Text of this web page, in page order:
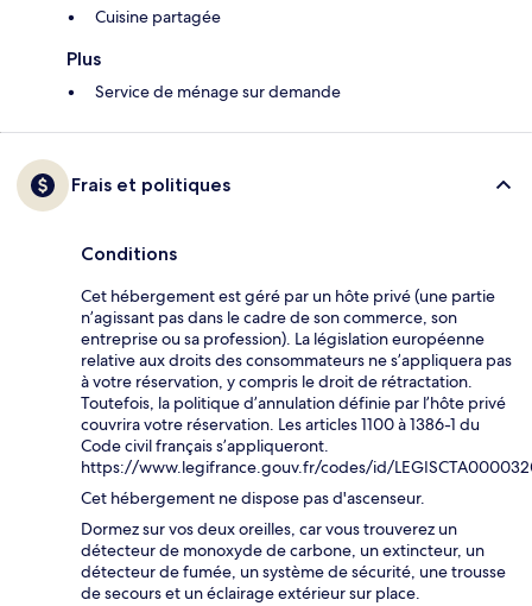
Cuisine partagée
Plus
Service de ménage sur demande
Frais et politiques
Conditions
Cet hébergement est géré par un hôte privé (une partie
n’agissant pas dans le cadre de son commerce, son
entreprise ou sa profession). La législation européenne
relative aux droits des consommateurs ne s’appliquera pas
à votre réservation, y compris le droit de rétractation.
Toutefois, la politique d’annulation définie par l’hôte privé
couvrira votre réservation. Les articles 1100 à 1386-1 du
Code civil français s’appliqueront.
https://www.legifrance.gouv.fr/codes/id/
Cet hébergement ne dispose pas d'ascenseur.
Dormez sur vos deux oreilles, car vous trouverez un
détecteur de monoxyde de carbone, un extincteur, un
détecteur de fumée, un système de sécurité, une trousse
de secours et un éclairage extérieur sur place.